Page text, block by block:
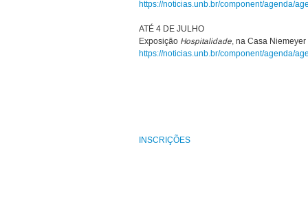
https://noticias.unb.br/component/agenda/
ATÉ 4 DE JULHO
Exposição Hospitalidade, na Casa Niemeyer
https://noticias.unb.br/component/agenda/
INSCRIÇÕES